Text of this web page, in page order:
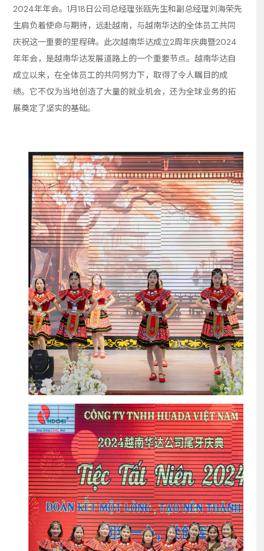
2024年年会。1月18日公司总经理张瓯先生和副总经理刘海荣先
生肩负着使命与期待，远赴越南，与越南华达的全体员工共同
庆祝这一重要的里程碑。此次越南华达成立2周年庆典暨2024
年年会，是越南华达发展道路上的一个重要节点。越南华达自
成立以来，在全体员工的共同努力下，取得了令人瞩目的成
绩。它不仅为当地创造了大量的就业机会，还为全球业务的拓
展奠定了坚实的基础。